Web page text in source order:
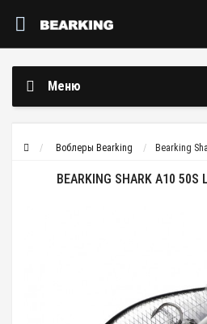
Меню
Воблеры Bearking Bearking
BEARKING SHARK A10